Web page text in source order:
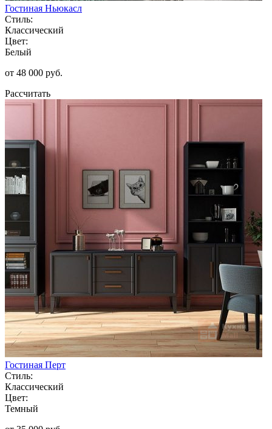
Гостиная Ньюкасл
Стиль:
Классический
Цвет:
Белый
от 48 000 руб.
Рассчитать
Гостиная Перт
Стиль:
Классический
Цвет:
Темный